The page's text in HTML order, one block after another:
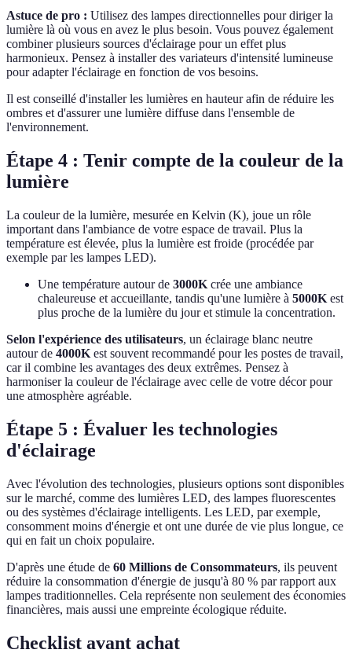
Astuce de pro : Utilisez des lampes directionnelles pour diriger la
lumière là où vous en avez le plus besoin. Vous pouvez également
combiner plusieurs sources d'éclairage pour un effet plus
harmonieux. Pensez à installer des variateurs d'intensité lumineuse
pour adapter l'éclairage en fonction de vos besoins.
Il est conseillé d'installer les lumières en hauteur afin de réduire les
ombres et d'assurer une lumière diffuse dans l'ensemble de
l'environnement.
Étape 4 : Tenir compte de la couleur de la
lumière
La couleur de la lumière, mesurée en Kelvin (K), joue un rôle
important dans l'ambiance de votre espace de travail. Plus la
température est élevée, plus la lumière est froide (procédée par
exemple par les lampes LED).
Une température autour de 3000K crée une ambiance
chaleureuse et accueillante, tandis qu'une lumière à 5000K est
plus proche de la lumière du jour et stimule la concentration.
Selon l'expérience des utilisateurs, un éclairage blanc neutre
autour de 4000K est souvent recommandé pour les postes de travail,
car il combine les avantages des deux extrêmes. Pensez à
harmoniser la couleur de l'éclairage avec celle de votre décor pour
une atmosphère agréable.
Étape 5 : Évaluer les technologies
d'éclairage
Avec l'évolution des technologies, plusieurs options sont disponibles
sur le marché, comme des lumières LED, des lampes fluorescentes
ou des systèmes d'éclairage intelligents. Les LED, par exemple,
consomment moins d'énergie et ont une durée de vie plus longue, ce
qui en fait un choix populaire.
D'après une étude de 60 Millions de Consommateurs, ils peuvent
réduire la consommation d'énergie de jusqu'à 80 % par rapport aux
lampes traditionnelles. Cela représente non seulement des économies
financières, mais aussi une empreinte écologique réduite.
Checklist avant achat